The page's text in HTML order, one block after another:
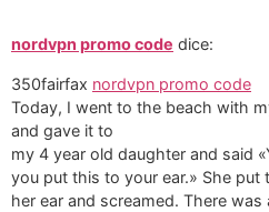
nordvpn promo code dice:
350fairfax nordvpn promo code
Today, I went to the beach with
and gave it to
my 4 year old daughter and said
you put this to your ear.» She put
her ear and screamed. There